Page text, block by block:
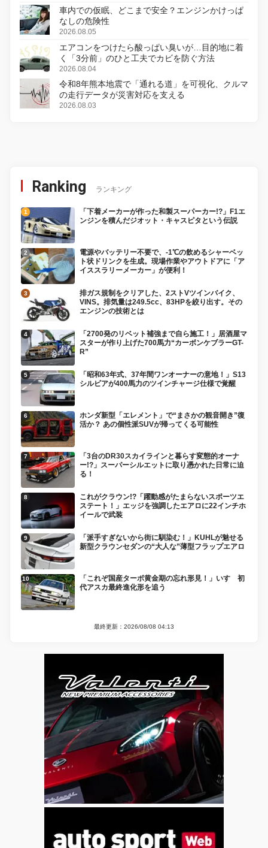
車内での仮眠、どこまで安全？エンジンかけっぱ
なしの危険性
2026.08.05
エアコンをつけたら酸っぱい臭いが…目的地に着
く「3分前」のひと工夫でカビを防ぐ方法
2026.08.04
令和8年熊本地震で「通れる道」を可視化、クルマ
の走行データが災害対応を支える
2026.08.03
Ranking ランキング
「下着メーカーが作った和製スーパーカー!?」F1エ
ンジンを積んだジオット・キャスピタという伝説
電源やバッテリー不要で、-1℃の飲めるシャーベッ
ト状ドリンクを生成。現場作業やアウトドアに「ア
イススラリーメーカー」が便利！
排ガス規制をクリアした、2ストVツインバイク、
VINS。排気量は249.5cc、83HPを絞り出す。その
エンジンの技術とは
「2700発のリベット補強まで自ら施工！」居酒屋マ
スターが作り上げた700馬力“カーボンケブラーGT-
R”
「昭和63年式、37年間ワンオーナーの意地！」S13
シルビアが400馬力のツインチャージ仕様で覚醒
ホンダ新型「エレメント」で“まさかの観音開き”復
活か？ あの個性派SUVが帰ってくる可能性
「3台のDR30スカイラインと暮らす変態的オーナ
ー!?」スーパーシルエットに取り憑かれた日常に迫
る！
これがクラウン!?「躍動感がたまらないスポーツエ
ステート！」エッジを強調したエアロに22インチホ
イールで武装
「派手すぎないから街に馴染む！」KUHLが魅せる
新型クラウンセダンの“大人な”薄型フラップエアロ
「これぞ国産ターボ黄金期の忘れ形見！」いすゞ初
代アスカ最終進化形を追う
最終更新：2026/08/08 04:13